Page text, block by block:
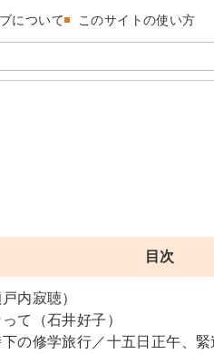
について このサイトの使い方
目次
内寂聴）
て（石井好子）
の修学旅行／十五日正午、